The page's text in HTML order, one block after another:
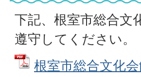
下記、根室市総合文
遵守してください。
根室市総合文化